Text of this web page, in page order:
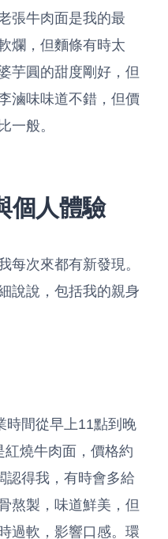
張牛肉面是我的最
爛，但麵條有時太
芋圓的甜度剛好，但
滷味味道不錯，但價
一般。
個人體驗
每次來都有新發現。
說說，包括我的親身
時間從早上11點到晚
燒牛肉面，價格約
認得我，有時會多給
熬製，味道鮮美，但
過軟，影響口感。環